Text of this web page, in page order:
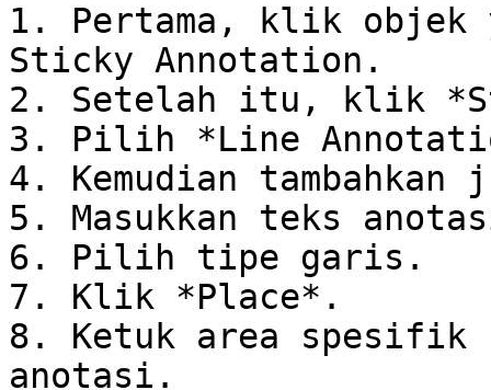
1. Pertama, klik objek
Sticky Annotation.
2. Setelah itu, klik
3. Pilih *Line
4. Kemudian
5. Masukkan teks
6. Pilih tipe garis.
7. Klik *Place*.
8. Ketuk area spesifik
anotasi.